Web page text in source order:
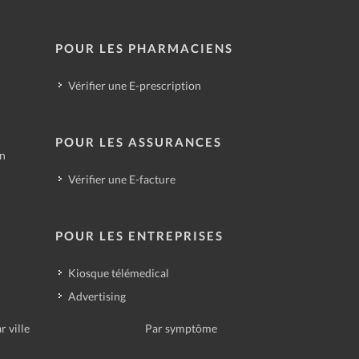
POUR LES PHARMACIENS
Vérifier une E-prescription
POUR LES ASSURANCES
Vérifier une E-facture
POUR LES ENTREPRISES
Kiosque télémedical
Advertising
ville Par symptôme